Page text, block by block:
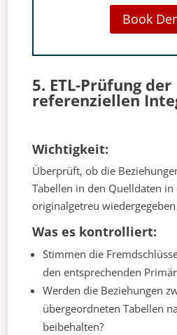
Book
5. ETL-Prüfung der
referenziellen
Wichtigkeit:
Überprüft, ob die
Tabellen in den Quelldaten in
originalgetreu
Was es kontrolliert:
Stimmen die
den entsprechenden
Werden die Beziehungen
übergeordneten Tabellen
beibehalten?